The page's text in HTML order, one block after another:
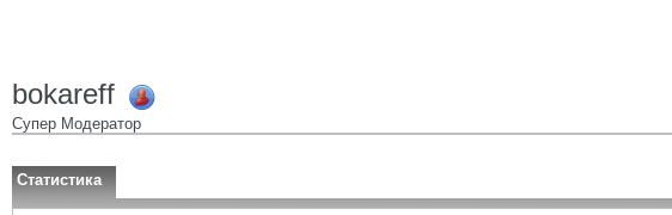
bokareff
Супер Модератор
Статистика